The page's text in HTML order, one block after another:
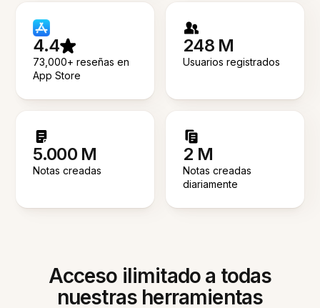
4.4
73,000+ reseñas en
App Store
248 M
Usuarios registrados
5.000 M
Notas creadas
2 M
Notas creadas
diariamente
Acceso ilimitado a todas
nuestras herramientas